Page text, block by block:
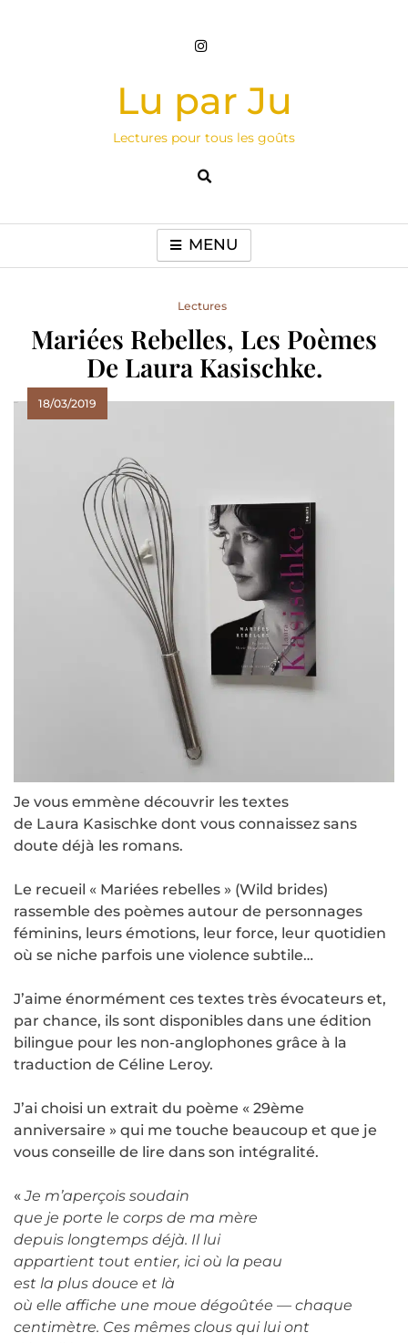
Lu par Ju
Lectures pour tous les goûts
MENU
Lectures
Mariées Rebelles, Les Poèmes
De Laura Kasischke.
18/03/2019
Je vous emmène découvrir les textes
de Laura Kasischke dont vous connaissez sans
doute déjà les romans.
Le recueil « Mariées rebelles » (Wild brides)
rassemble des poèmes autour de personnages
féminins, leurs émotions, leur force, leur quotidien
où se niche parfois une violence subtile…
J’aime énormément ces textes très évocateurs et,
par chance, ils sont disponibles dans une édition
bilingue pour les non-anglophones grâce à la
traduction de Céline Leroy.
J’ai choisi un extrait du poème « 29ème
anniversaire » qui me touche beaucoup et que je
vous conseille de lire dans son intégralité.
«Je m’aperçois soudain
que je porte le corps de ma mère
depuis longtemps déjà. Il lui
appartient tout entier, ici où la peau
est la plus douce et là
où elle affiche une moue dégoûtée — chaque
centimètre. Ces mêmes clous qui lui ont